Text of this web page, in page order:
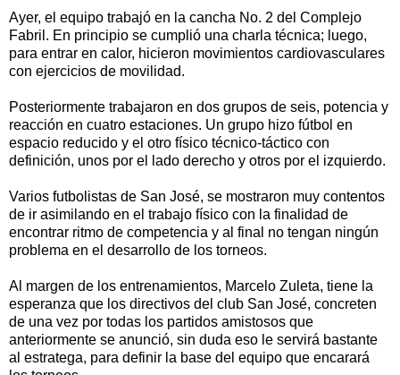
Ayer, el equipo trabajó en la cancha No. 2 del Complejo
Fabril. En principio se cumplió una charla técnica; luego,
para entrar en calor, hicieron movimientos cardiovasculares
con ejercicios de movilidad.
Posteriormente trabajaron en dos grupos de seis, potencia y
reacción en cuatro estaciones. Un grupo hizo fútbol en
espacio reducido y el otro físico técnico-táctico con
definición, unos por el lado derecho y otros por el izquierdo.
Varios futbolistas de San José, se mostraron muy contentos
de ir asimilando en el trabajo físico con la finalidad de
encontrar ritmo de competencia y al final no tengan ningún
problema en el desarrollo de los torneos.
Al margen de los entrenamientos, Marcelo Zuleta, tiene la
esperanza que los directivos del club San José, concreten
de una vez por todas los partidos amistosos que
anteriormente se anunció, sin duda eso le servirá bastante
al estratega, para definir la base del equipo que encarará